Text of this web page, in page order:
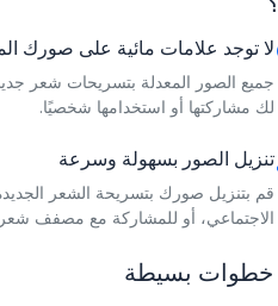
لا توجد علامات مائية على صورك
جميع الصور المعدلة بتسريحات شعر
لك مشاركتها أو استخدامها شخصيًا.
تنزيل الصور بسهولة وسرعة
قم بتنزيل صورك بتسريحة الشعر
الاجتماعي، أو للمشاركة مع مصفف